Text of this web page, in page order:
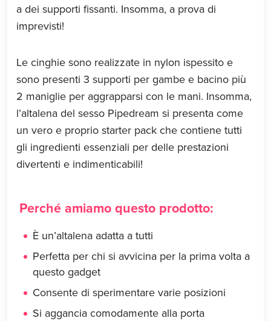
a dei supporti fissanti. Insomma, a prova di
imprevisti!
Le cinghie sono realizzate in nylon ispessito e
sono presenti 3 supporti per gambe e bacino più
2 maniglie per aggrapparsi con le mani. Insomma,
l’altalena del sesso Pipedream si presenta come
un vero e proprio starter pack che contiene tutti
gli ingredienti essenziali per delle prestazioni
divertenti e indimenticabili!
Perché amiamo questo prodotto:
È un’altalena adatta a tutti
Perfetta per chi si avvicina per la prima volta a
questo gadget
Consente di sperimentare varie posizioni
Si aggancia comodamente alla porta